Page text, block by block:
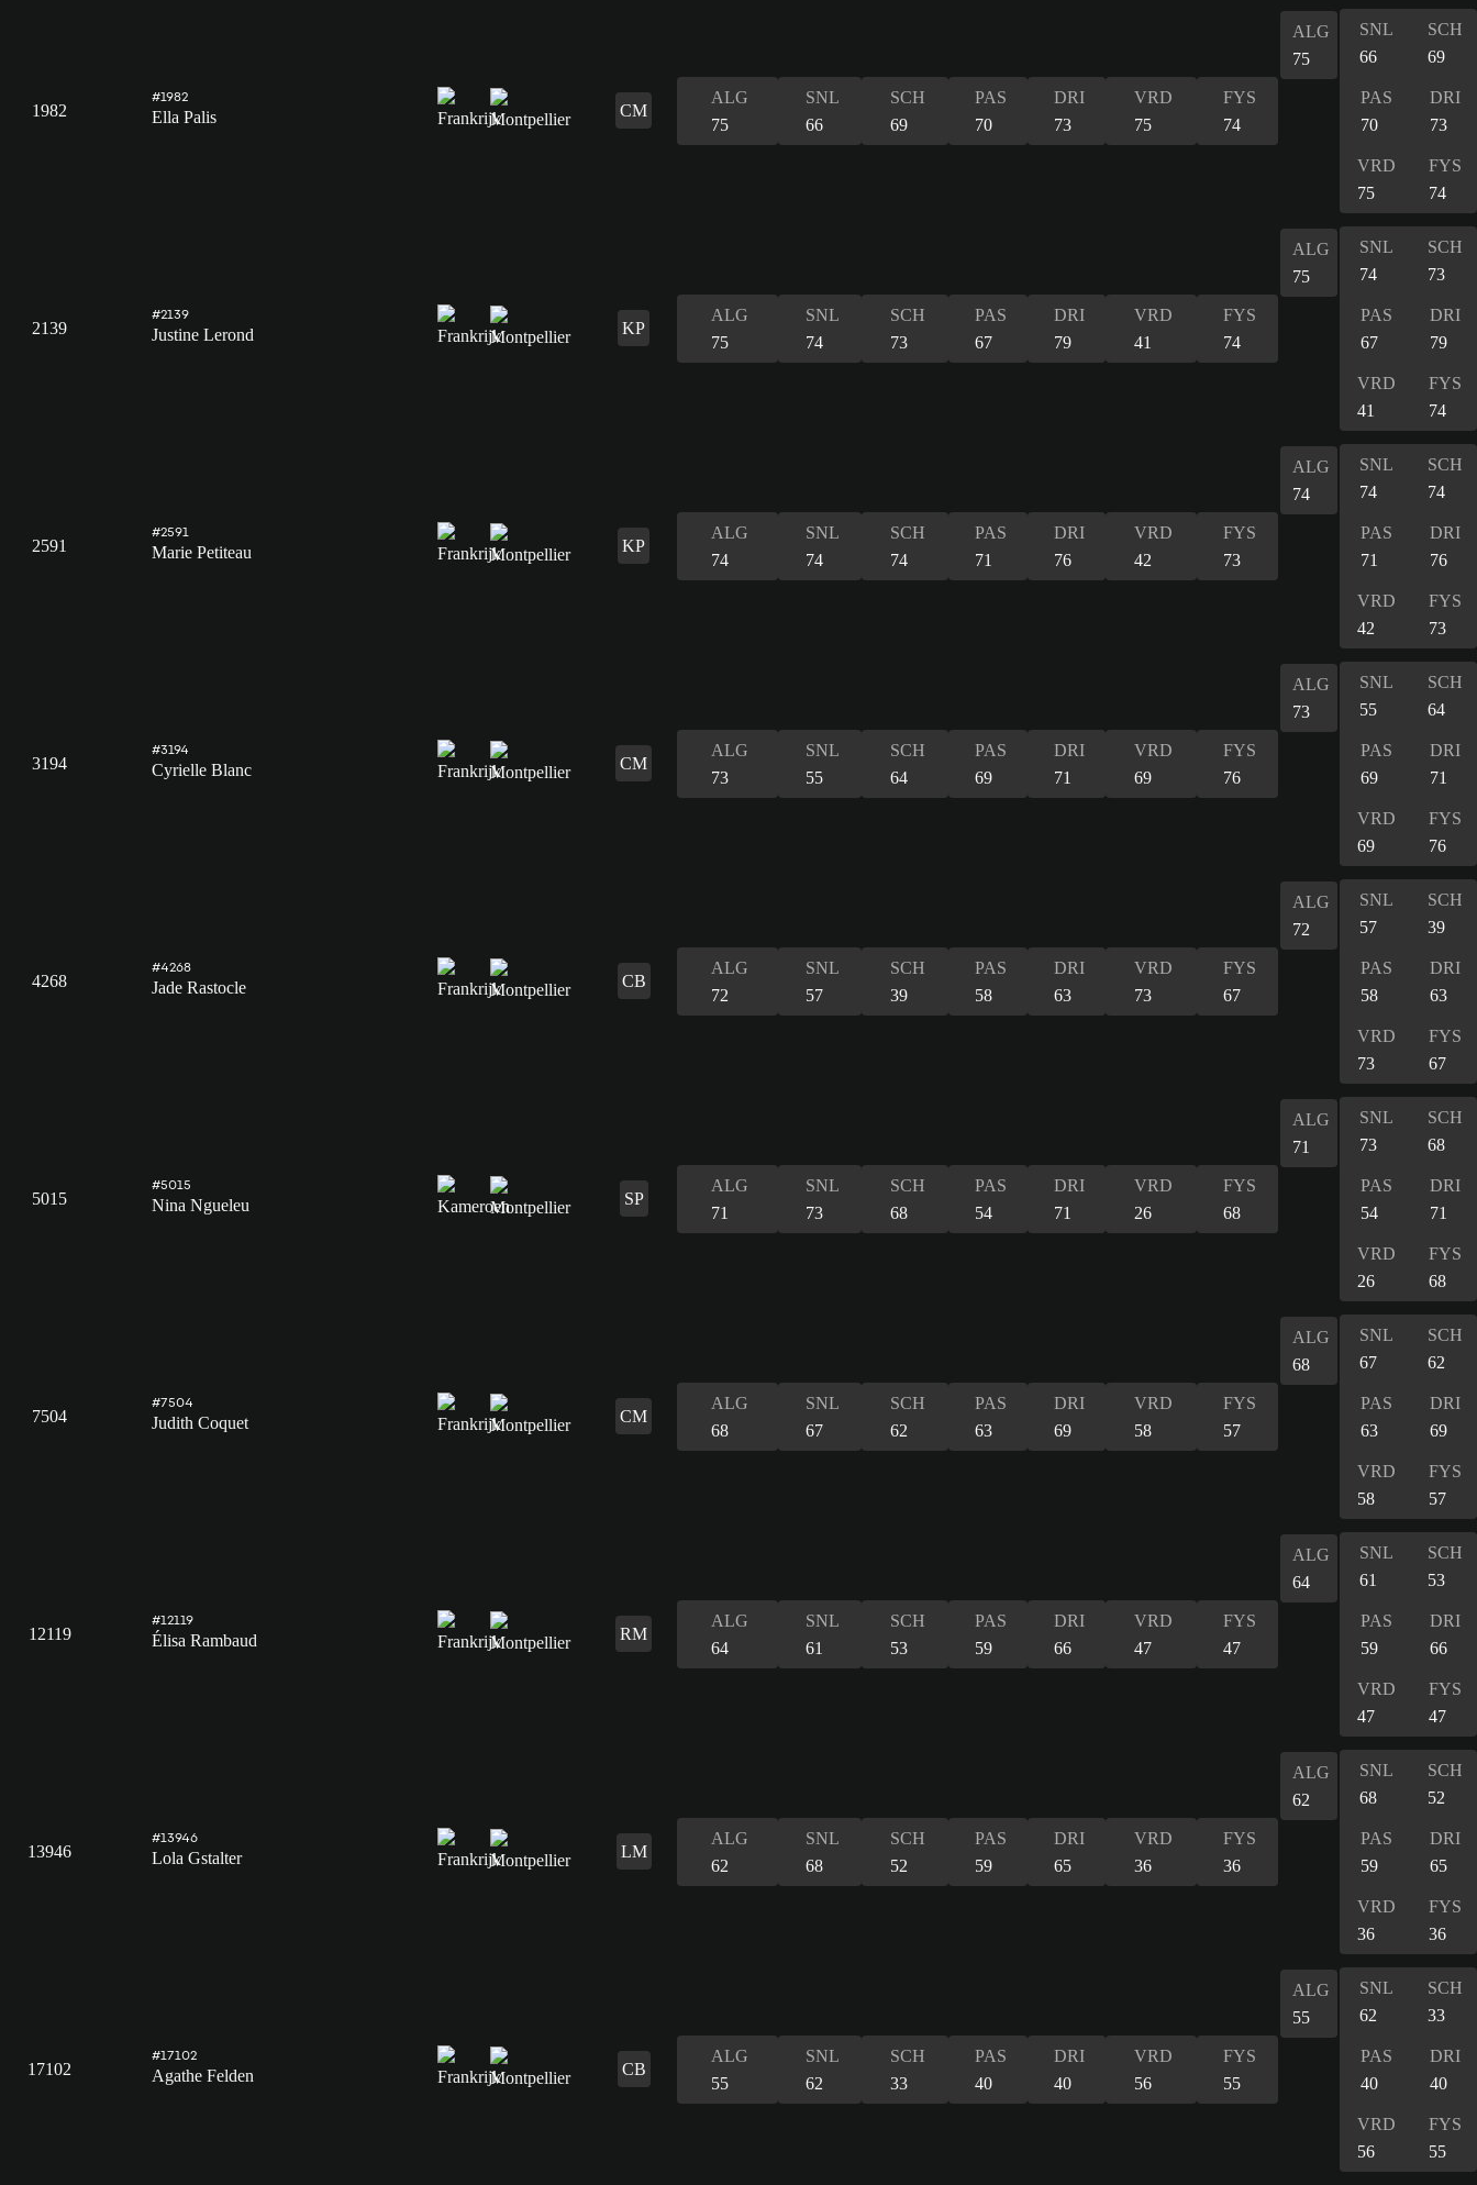
1982
#1982
Ella Palis CM
ALG
75
SNL
66
SCH
69
PAS
70
DRI
73
VRD
75
FYS
74
ALG
75
SNL
66
SCH
69
PAS
70
DRI
73
VRD
75
FYS
74
2139
#2139
Justine Lerond KP
ALG
75
SNL
74
SCH
73
PAS
67
DRI
79
VRD
41
FYS
74
ALG
75
SNL
74
SCH
73
PAS
67
DRI
79
VRD
41
FYS
74
2591
#2591
Marie Petiteau KP
ALG
74
SNL
74
SCH
74
PAS
71
DRI
76
VRD
42
FYS
73
ALG
74
SNL
74
SCH
74
PAS
71
DRI
76
VRD
42
FYS
73
3194
#3194
Cyrielle Blanc CM
ALG
73
SNL
55
SCH
64
PAS
69
DRI
71
VRD
69
FYS
76
ALG
73
SNL
55
SCH
64
PAS
69
DRI
71
VRD
69
FYS
76
4268
#4268
Jade Rastocle CB
ALG
72
SNL
57
SCH
39
PAS
58
DRI
63
VRD
73
FYS
67
ALG
72
SNL
57
SCH
39
PAS
58
DRI
63
VRD
73
FYS
67
5015
#5015
Nina Ngueleu SP
ALG
71
SNL
73
SCH
68
PAS
54
DRI
71
VRD
26
FYS
68
ALG
71
SNL
73
SCH
68
PAS
54
DRI
71
VRD
26
FYS
68
7504
#7504
Judith Coquet CM
ALG
68
SNL
67
SCH
62
PAS
63
DRI
69
VRD
58
FYS
57
ALG
68
SNL
67
SCH
62
PAS
63
DRI
69
VRD
58
FYS
57
12119
#12119
Élisa Rambaud RM
ALG
64
SNL
61
SCH
53
PAS
59
DRI
66
VRD
47
FYS
47
ALG
64
SNL
61
SCH
53
PAS
59
DRI
66
VRD
47
FYS
47
13946
#13946
Lola Gstalter LM
ALG
62
SNL
68
SCH
52
PAS
59
DRI
65
VRD
36
FYS
36
ALG
62
SNL
68
SCH
52
PAS
59
DRI
65
VRD
36
FYS
36
17102
#17102
Agathe Felden CB
ALG
55
SNL
62
SCH
33
PAS
40
DRI
40
VRD
56
FYS
55
ALG
55
SNL
62
SCH
33
PAS
40
DRI
40
VRD
56
FYS
55